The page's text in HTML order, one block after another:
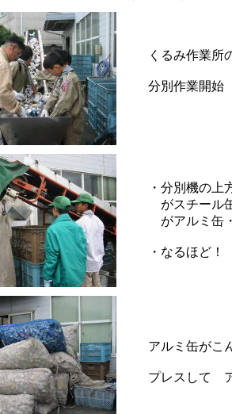
くるみ作業所
分別作業開始
・分別機の上
がスチール
がアルミ缶
・なるほど！
アルミ缶がこ
プレスして